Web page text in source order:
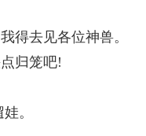
得去见各位神兽。
归笼吧!
。